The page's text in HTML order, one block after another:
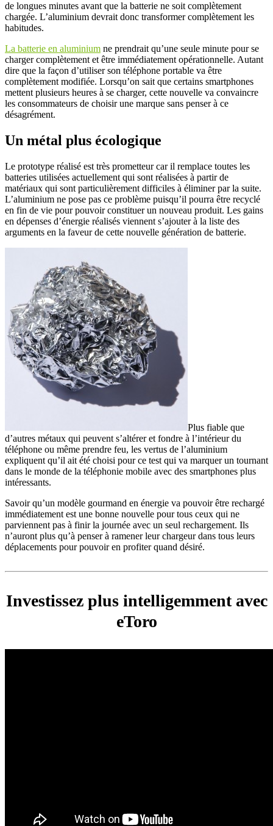
de longues minutes avant que la batterie ne soit complètement
chargée. L’aluminium devrait donc transformer complètement les
habitudes.
La batterie en aluminium ne prendrait qu’une seule minute pour se
charger complètement et être immédiatement opérationnelle. Autant
dire que la façon d’utiliser son téléphone portable va être
complètement modifiée. Lorsqu’on sait que certains smartphones
mettent plusieurs heures à se charger, cette nouvelle va convaincre
les consommateurs de choisir une marque sans penser à ce
désagrément.
Un métal plus écologique
Le prototype réalisé est très prometteur car il remplace toutes les
batteries utilisées actuellement qui sont réalisées à partir de
matériaux qui sont particulièrement difficiles à éliminer par la suite.
L’aluminium ne pose pas ce problème puisqu’il pourra être recyclé
en fin de vie pour pouvoir constituer un nouveau produit. Les gains
en dépenses d’énergie réalisés viennent s’ajouter à la liste des
arguments en la faveur de cette nouvelle génération de batterie.
Plus fiable que
d’autres métaux qui peuvent s’altérer et fondre à l’intérieur du
téléphone ou même prendre feu, les vertus de l’aluminium
expliquent qu’il ait été choisi pour ce test qui va marquer un tournant
dans le monde de la téléphonie mobile avec des smartphones plus
intéressants.
Savoir qu’un modèle gourmand en énergie va pouvoir être rechargé
immédiatement est une bonne nouvelle pour tous ceux qui ne
parviennent pas à finir la journée avec un seul rechargement. Ils
n’auront plus qu’à penser à ramener leur chargeur dans tous leurs
déplacements pour pouvoir en profiter quand désiré.
Investissez plus intelligemment avec
eToro